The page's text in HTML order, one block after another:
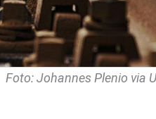
Foto: Johannes Plenio via